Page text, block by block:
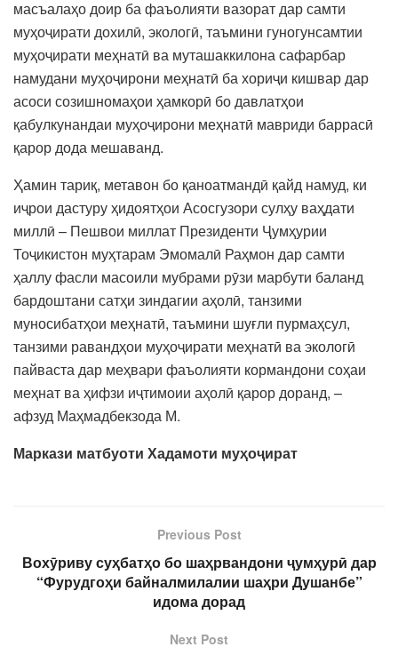
масъалаҳо доир ба фаъолияти вазорат дар самти
муҳоҷирати дохилӣ, экологӣ, таъмини гуногунсамтии
муҳоҷирати меҳнатӣ ва муташаккилона сафарбар
намудани муҳоҷирони меҳнатӣ ба хориҷи кишвар дар
асоси созишномаҳои ҳамкорӣ бо давлатҳои
қабулкунандаи муҳоҷирони меҳнатӣ мавриди баррасӣ
қарор дода мешаванд.
Ҳамин тариқ, метавон бо қаноатмандӣ қайд намуд, ки
иҷрои дастуру ҳидоятҳои Асосгузори сулҳу ваҳдати
миллӣ – Пешвои миллат Президенти Ҷумҳурии
Тоҷикистон муҳтарам Эмомалӣ Раҳмон дар самти
ҳаллу фасли масоили мубрами рӯзи марбути баланд
бардоштани сатҳи зиндагии аҳолӣ, танзими
муносибатҳои меҳнатӣ, таъмини шуғли пурмаҳсул,
танзими равандҳои муҳоҷирати меҳнатӣ ва экологӣ
пайваста дар меҳвари фаъолияти кормандони соҳаи
меҳнат ва ҳифзи иҷтимоии аҳолӣ қарор доранд, –
афзуд Маҳмадбекзода М.
Маркази матбуоти Хадамоти муҳоҷират
Previous Post
Вохӯриву суҳбатҳо бо шаҳрвандони ҷумҳурӣ дар
“Фурудгоҳи байналмилалии шаҳри Душанбе”
идома дорад
Next Post